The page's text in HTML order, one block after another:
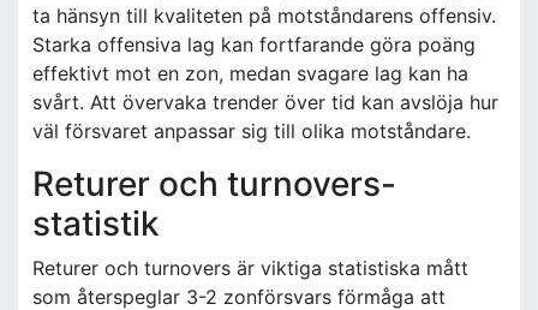
ta hänsyn till kvaliteten på motståndarens offensiv.
Starka offensiva lag kan fortfarande göra poäng
effektivt mot en zon, medan svagare lag kan ha
svårt. Att övervaka trender över tid kan avslöja hur
väl försvaret anpassar sig till olika motståndare.
Returer och turnovers-
statistik
Returer och turnovers är viktiga statistiska mått
som återspeglar 3-2 zonförsvars förmåga att